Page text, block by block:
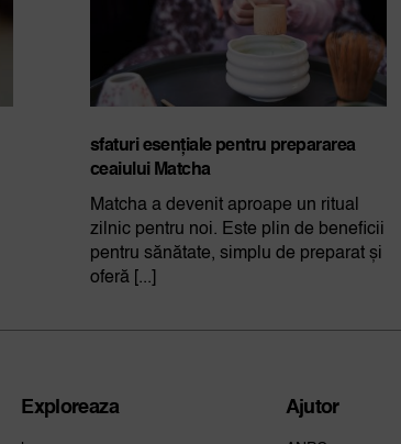
sfaturi esențiale pentru prepararea
ceaiului Matcha
Matcha a devenit aproape un ritual
zilnic pentru noi. Este plin de beneficii
pentru sănătate, simplu de preparat și
oferă [...]
Exploreaza Ajutor